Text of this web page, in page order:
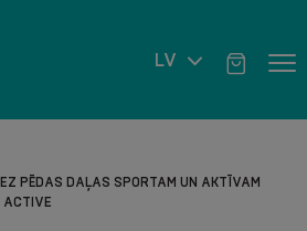
LV
PĒDAS DAĻAS SPORTAM UN AKTĪVAM
ACTIVE